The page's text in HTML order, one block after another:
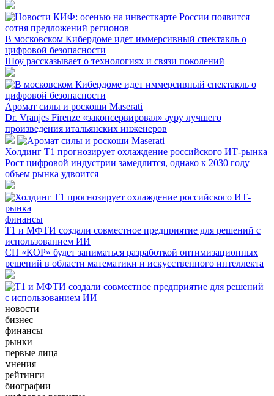
В московском Кибердоме идет иммерсивный спектакль о
цифровой безопасности
Шоу рассказывает о технологиях и связи поколений
Аромат силы и роскоши Maserati
Dr. Vranjes Firenze «законсервировал» ауру лучшего
произведения итальянских инженеров
Холдинг Т1 прогнозирует охлаждение российского ИТ-рынка
Рост цифровой индустрии замедлится, однако к 2030 году
объем рынка удвоится
финансы
Т1 и МФТИ создали совместное предприятие для решений с
использованием ИИ
СП «КОР» будет заниматься разработкой оптимизационных
решений в области математики и искусственного интеллекта
новости
бизнес
финансы
рынки
первые лица
мнения
рейтинги
биографии